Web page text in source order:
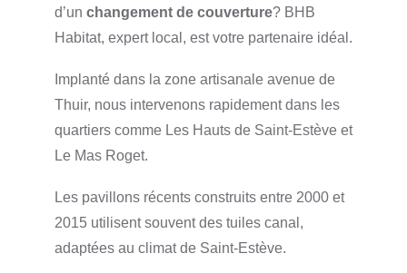
d’un changement de couverture? BHB
Habitat, expert local, est votre partenaire idéal.
Implanté dans la zone artisanale avenue de
Thuir, nous intervenons rapidement dans les
quartiers comme Les Hauts de Saint-Estève et
Le Mas Roget.
Les pavillons récents construits entre 2000 et
2015 utilisent souvent des tuiles canal,
adaptées au climat de Saint-Estève.